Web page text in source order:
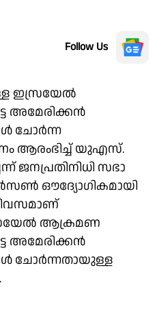
Follow Us
ഇസ്രയേൽ
അമേരിക്കൻ
ചോർന്ന
ആരംഭിച്ച് യുഎസ്.
ജനപ്രതിനിധി സഭാ
ഔദ്യോഗികമായി
ആക്രമണ
അമേരിക്കൻ
ചോർന്നതായുള്ള